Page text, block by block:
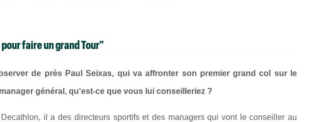
faire un grand Tour"
de près Paul Seixas, qui va affronter son premier grand col sur le
général, qu'est-ce que vous lui conseilleriez ?
il a des directeurs sportifs et des managers qui vont le conseiller au